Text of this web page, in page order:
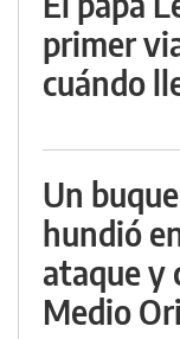
primer
cuándo
Un
hundió
ataque y
Medio